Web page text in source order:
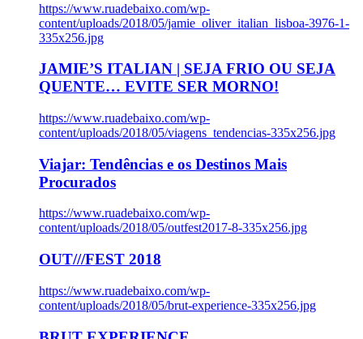
https://www.ruadebaixo.com/wp-
content/uploads/2018/05/jamie_oliver_italian_lisboa-3976-1-
335x256.jpg
JAMIE’S ITALIAN | SEJA FRIO OU SEJA
QUENTE… EVITE SER MORNO!
https://www.ruadebaixo.com/wp-
content/uploads/2018/05/viagens_tendencias-335x256.jpg
Viajar: Tendências e os Destinos Mais
Procurados
https://www.ruadebaixo.com/wp-
content/uploads/2018/05/outfest2017-8-335x256.jpg
OUT///FEST 2018
https://www.ruadebaixo.com/wp-
content/uploads/2018/05/brut-experience-335x256.jpg